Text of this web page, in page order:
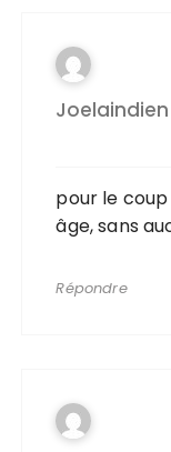
Joelaindien
pour le
âge, sans
Répondre